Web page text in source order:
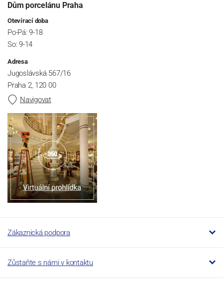
Dům porcelánu Praha
Otevírací doba
Po-Pá: 9-18
So: 9-14
Adresa
Jugoslávská 567/16
Praha 2, 120 00
Navigovat
Zákaznická podpora
Zůstaňte s námi v kontaktu